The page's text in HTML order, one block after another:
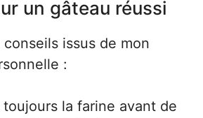
un gâteau réussi
issus de mon
:
toujours la farine avant de